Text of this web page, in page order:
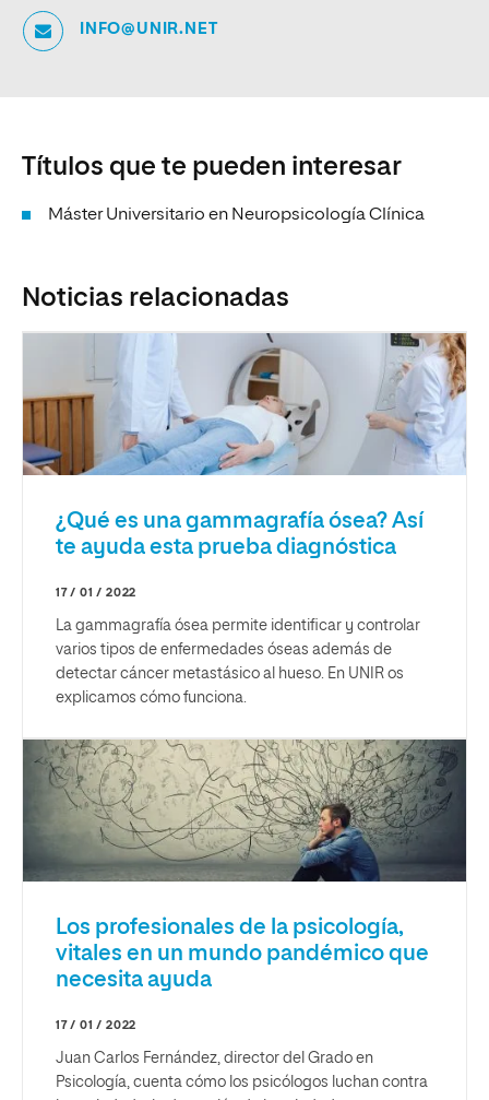
INFO@UNIR.NET
Títulos que te pueden interesar
Máster Universitario en Neuropsicología Clínica
Noticias relacionadas
¿Qué es una gammagrafía ósea? Así
te ayuda esta prueba diagnóstica
17 / 01 / 2022
La gammagrafía ósea permite identificar y controlar
varios tipos de enfermedades óseas además de
detectar cáncer metastásico al hueso. En UNIR os
explicamos cómo funciona.
Los profesionales de la psicología,
vitales en un mundo pandémico que
necesita ayuda
17 / 01 / 2022
Juan Carlos Fernández, director del Grado en
Psicología, cuenta cómo los psicólogos luchan contra